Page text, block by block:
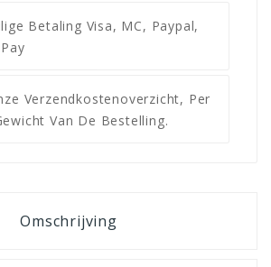
Betaling Visa, MC, Paypal,
Verzendkostenoverzicht, Per
Van De Bestelling.
Omschrijving